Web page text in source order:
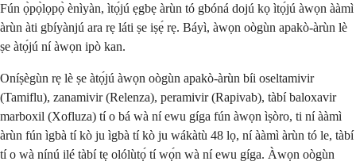
Fún ọ̀pọ̀lọpọ̀ ènìyàn, ìtọ́jú ẹgbẹ àrùn tó gbóná dojú kọ ìtọ́jú àwọn ààmì
àrùn àti gbíyànjú ara rẹ láti ṣe iṣẹ́ rẹ. Báyì, àwọn oògùn apakò-àrùn lè
ṣe àtọ́jú ní àwọn ipò kan.
Oníṣègùn rẹ lè ṣe àtọ́jú àwọn oògùn apakò-àrùn bíi oseltamivir
(Tamiflu), zanamivir (Relenza), peramivir (Rapivab), tàbí baloxavir
marboxil (Xofluza) tí o bá wà ní ewu gíga fún àwọn ìṣòro, ti ní ààmì
àrùn fún ìgbà tí kò ju ìgbà tí kò ju wákàtù 48 lọ, ní ààmì àrùn tó le, tàbí
tí o wà nínú ilé tàbí tẹ olólùtọ́ tí wọ́n wà ní ewu gíga. Àwọn oògùn